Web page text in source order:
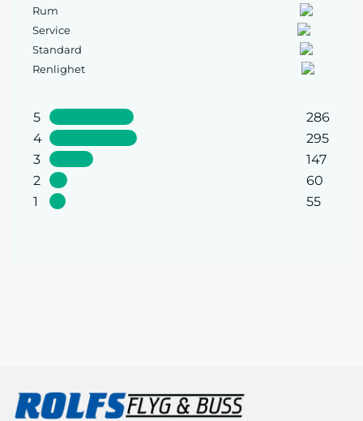
Rum
Service
Standard
Renlighet
5
286
4
295
3
147
2
60
1
55